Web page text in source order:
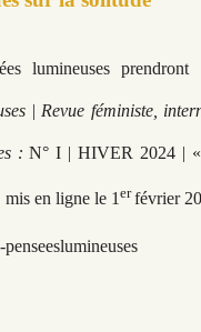
lumineuses
| Revue féministe,
: N° I | HIVER 2024 | «
mis en ligne le 1 erfévrier